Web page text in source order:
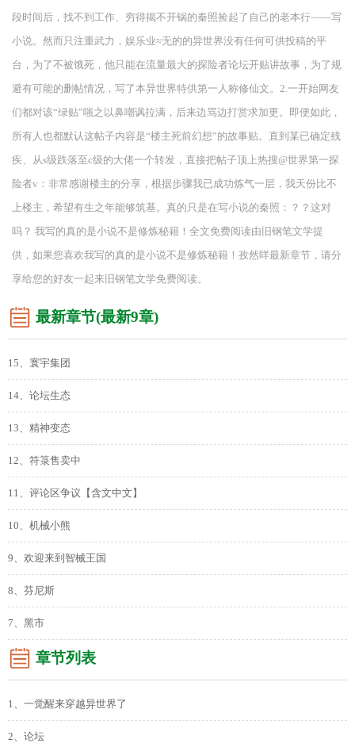
段时间后，找不到工作、穷得揭不开锅的秦照捡起了自己的老本行——写
小说。然而只注重武力，娱乐业≈无的的异世界没有任何可供投稿的平
台，为了不被饿死，他只能在流量最大的探险者论坛开贴讲故事，为了规
避有可能的删帖情况，写了本异世界特供第一人称修仙文。2.一开始网友
们都对该“绿贴”嗤之以鼻嘲讽拉满，后来边骂边打赏求加更。即便如此，
所有人也都默认这帖子内容是“楼主死前幻想”的故事贴。直到某已确定残
疾、从s级跌落至c级的大佬一个转发，直接把帖子顶上热搜@世界第一探
险者v：非常感谢楼主的分享，根据步骤我已成功炼气一层，我天份比不
上楼主，希望有生之年能够筑基。真的只是在写小说的秦照：？？这对
吗？ 我写的真的是小说不是修炼秘籍！全文免费阅读由旧钢笔文学提
供，如果您喜欢我写的真的是小说不是修炼秘籍！孜然咩最新章节，请分
享给您的好友一起来旧钢笔文学免费阅读。
最新章节(最新9章)
15、寰宇集团
14、论坛生态
13、精神变态
12、符箓售卖中
11、评论区争议【含文中文】
10、机械小熊
9、欢迎来到智械王国
8、芬尼斯
7、黑市
章节列表
1、一觉醒来穿越异世界了
2、论坛